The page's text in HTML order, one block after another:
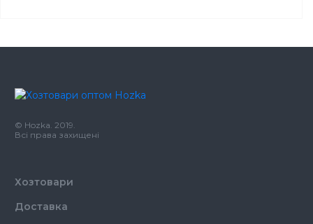
Місткість
350 гр
© Hozka. 2019.
Всі права захищені
Хозтовари
Доставка